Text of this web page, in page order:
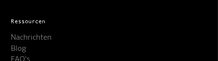
Ressourcen
Nachrichten
Blog
FAQ's